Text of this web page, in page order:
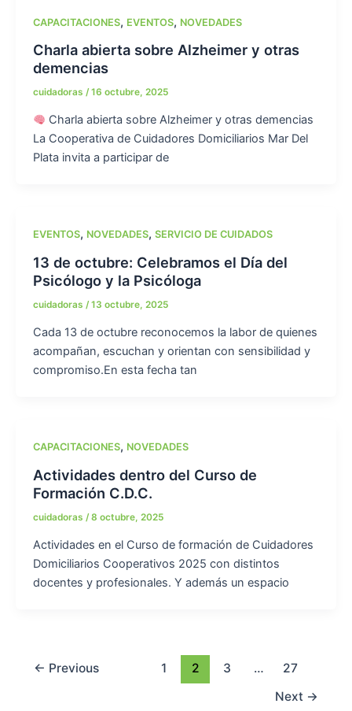
CAPACITACIONES, EVENTOS, NOVEDADES
Charla abierta sobre Alzheimer y otras
demencias
cuidadoras /16 octubre, 2025
Charla abierta sobre Alzheimer y otras demencias
La Cooperativa de Cuidadores Domiciliarios Mar Del
Plata invita a participar de
EVENTOS, NOVEDADES, SERVICIO DE CUIDADOS
13 de octubre: Celebramos el Día del
Psicólogo y la Psicóloga
cuidadoras /13 octubre, 2025
Cada 13 de octubre reconocemos la labor de quienes
acompañan, escuchan y orientan con sensibilidad y
compromiso.En esta fecha tan
CAPACITACIONES, NOVEDADES
Actividades dentro del Curso de
Formación C.D.C.
cuidadoras /8 octubre, 2025
Actividades en el Curso de formación de Cuidadores
Domiciliarios Cooperativos 2025 con distintos
docentes y profesionales. Y además un espacio
← Previous 1 2 3 …
27
Next →